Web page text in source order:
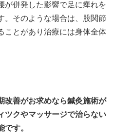
が併発した影響で足に痺れを
そのような場合は、
股関節
ことがあり治療には身体全体
改善がお求めなら鍼灸施術が
ツクやマッサージで治らない
す。